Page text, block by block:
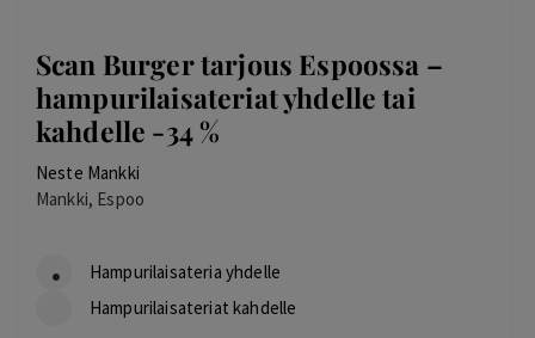
Scan Burger tarjous Espoossa –
hampurilaisateriat yhdelle tai
kahdelle -34 %
Neste Mankki
Mankki, Espoo
Hampurilaisateria yhdelle
Hampurilaisateriat kahdelle